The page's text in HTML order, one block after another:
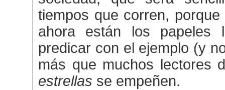
tiempos que corren,
ahora están los papeles
predicar con el ejemplo (y
más que muchos lectores
estrellas se empeñen.